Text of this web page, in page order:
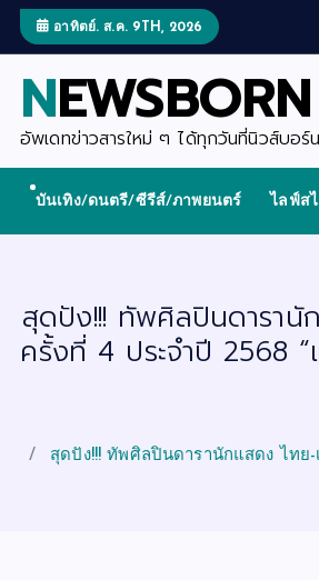
t
อาทิตย์. ส.ค. 9TH, 2026
NEWSBORN
อัพเดทข่าวสารใหม่ ๆ ได้ทุกวันที่นิวส์บอร์น
บันเทิง/ดนตรี/ซีรีส์/ภาพยนตร์ ไลฟ์ส
สุดปัง!!! ทัพศิลปินดารานั
ครั้งที่ 4 ประจำปี 2568
สุดปัง!!! ทัพศิลปินดารานักแสดง ไทย